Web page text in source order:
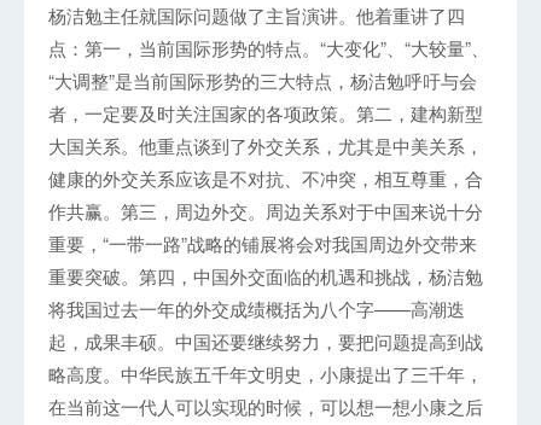
杨洁勉主任就国际问题做了主旨演讲。他着重讲了四
点：第一，当前国际形势的特点。“大变化”、“大较量”、
“大调整”是当前国际形势的三大特点，杨洁勉呼吁与会
者，一定要及时关注国家的各项政策。第二，建构新型
大国关系。他重点谈到了外交关系，尤其是中美关系，
健康的外交关系应该是不对抗、不冲突，相互尊重，合
作共赢。第三，周边外交。周边关系对于中国来说十分
重要，“一带一路”战略的铺展将会对我国周边外交带来
重要突破。第四，中国外交面临的机遇和挑战，杨洁勉
将我国过去一年的外交成绩概括为八个字——高潮迭
起，成果丰硕。中国还要继续努力，要把问题提高到战
略高度。中华民族五千年文明史，小康提出了三千年，
在当前这一代人可以实现的时候，可以想一想小康之后